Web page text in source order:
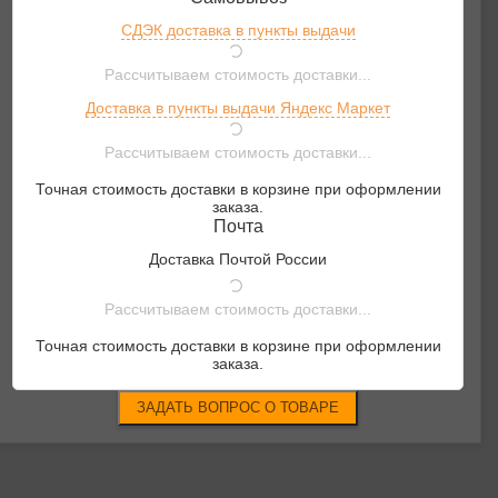
СДЭК доставка в пункты выдачи
Рассчитываем стоимость доставки...
Доставка в пункты выдачи Яндекс Маркет
Рассчитываем стоимость доставки...
Точная стоимость доставки в корзине при оформлении
заказа.
Почта
Доставка Почтой России
Рассчитываем стоимость доставки...
Точная стоимость доставки в корзине при оформлении
заказа.